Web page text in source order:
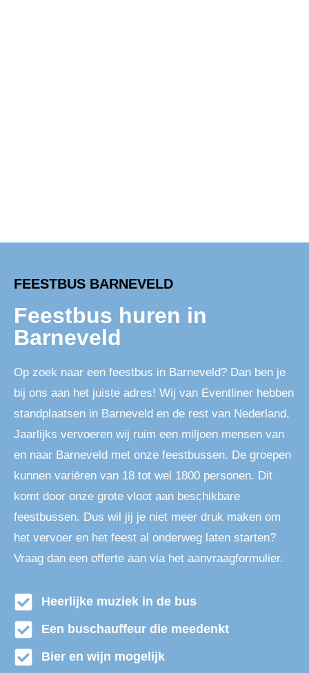
FEESTBUS BARNEVELD
Feestbus huren in
Barneveld
Op zoek naar een feestbus in Barneveld? Dan ben je
bij ons aan het juiste adres! Wij van Eventliner hebben
standplaatsen in Barneveld en de rest van Nederland.
Jaarlijks vervoeren wij ruim een miljoen mensen van
en naar Barneveld met onze feestbussen. De groepen
kunnen variëren van 18 tot wel 1800 personen. Dit
komt door onze grote vloot aan beschikbare
feestbussen. Dus wil jij je niet meer druk maken om
het vervoer en het feest al onderweg laten starten?
Vraag dan een offerte aan via het aanvraagformulier.
Heerlijke muziek in de bus
Een buschauffeur die meedenkt
Bier en wijn mogelijk